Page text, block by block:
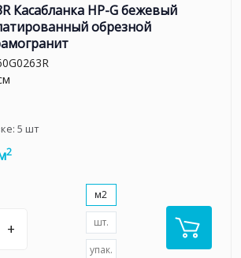
Касабланка HP-G бежевый
обрезной
5 шт
2
+
м2
шт.
упак.